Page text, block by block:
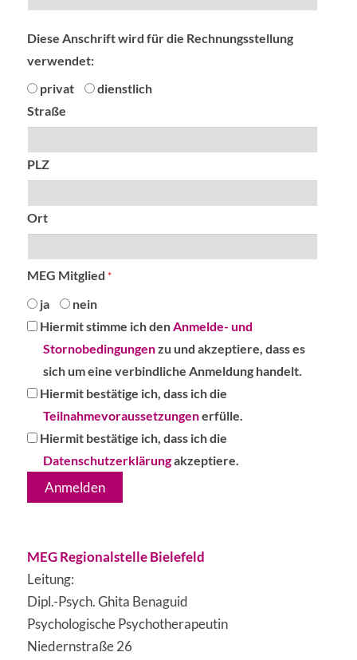
Diese Anschrift wird für die Rechnungsstellung
verwendet:
privat
dienstlich
Straße
PLZ
Ort
MEG Mitglied *
ja
nein
Hiermit
stimme
den
Anmelde-
und
Stornobedingungen
und
dass
es
sich
um
eine
Hiermit stimme ich denAnmelde- und
Stornobedingungenzu und akzeptiere, dass es
sich um eine verbindliche Anmeldung handelt.
Hiermit
bestätige
ich,
dass
die
erfülle.
Hiermit bestätige ich, dass ich die
Teilnahmevoraussetzungenerfülle.
Hiermit
bestätige
dass
die
Datenschutzerklärung
akzeptiere.
Hiermit bestätige ich, dass ich die
Datenschutzerklärungakzeptiere.
MEG Regionalstelle Bielefeld
Leitung:
Dipl.-Psych. Ghita Benaguid
Psychologische Psychotherapeutin
Niedernstraße 26